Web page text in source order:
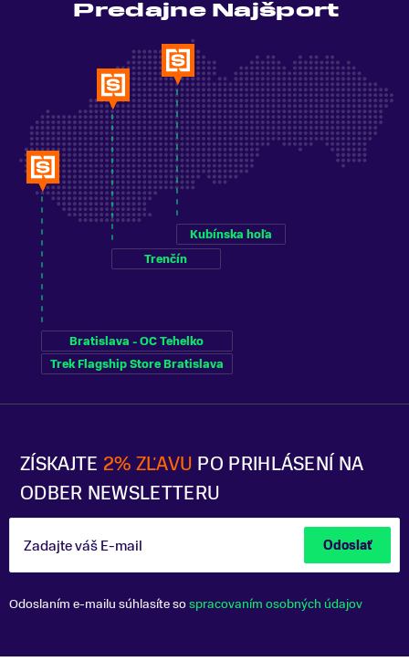
ZÍSKAJTE 2% ZĽAVU PO PRIHLÁSENÍ NA
ODBER NEWSLETTERU
Zadajte váš E-mail Odoslať
Odoslaním e-mailu súhlasíte sospracovaním osobných údajov
Predajne Najšport
Bratislava - OC Tehelko
Trek Flagship Store Bratislava
Trenčín
Kubínska hoľa